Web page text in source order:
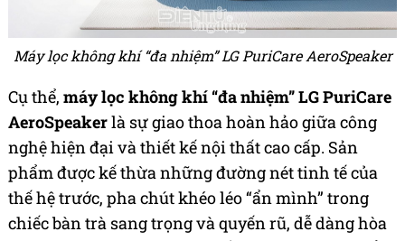
Máy lọc không khí “đa nhiệm” LG PuriCare AeroSpeaker
Cụ thể, máy lọc không khí “đa nhiệm” LG PuriCare
AeroSpeakerlà sự giao thoa hoàn hảo giữa công
nghệ hiện đại và thiết kế nội thất cao cấp. Sản
phẩm được kế thừa những đường nét tinh tế của
thế hệ trước, pha chút khéo léo “ẩn mình” trong
chiếc bàn trà sang trọng và quyến rũ, dễ dàng hòa